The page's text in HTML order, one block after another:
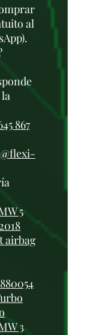
al
867
5
airbag
3